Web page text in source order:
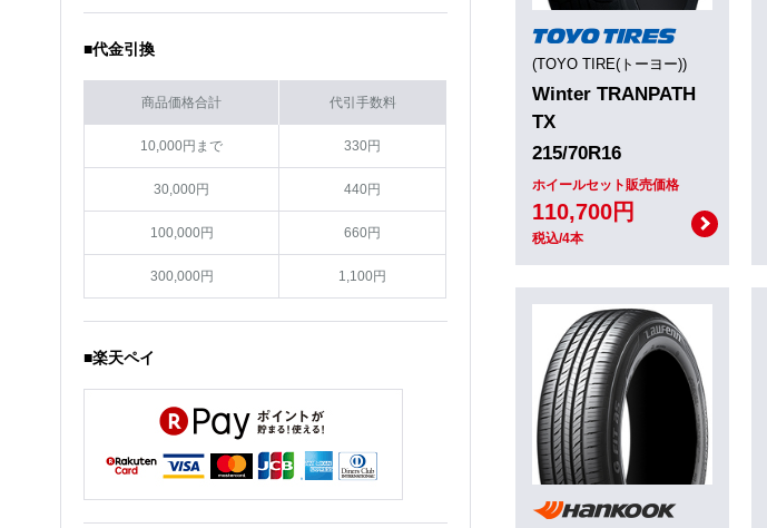
■代金引換
商品価格合計 代引手数料
10,000円まで 330円
30,000円 440円
100,000円 660円
300,000円 1,100円
■楽天ペイ
(TOYO TIRE(トーヨー))
Winter TRANPATH
TX
215/70R16
ホイールセット販売価格
110,700円
税込/4本